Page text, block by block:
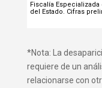
Fiscalía
del Estado. Cifras
*Nota: La
requiere de un
relacionarse con